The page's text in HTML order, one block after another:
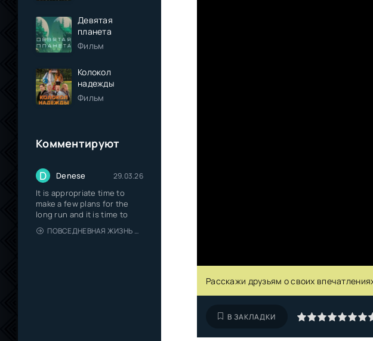
Девятая
планета
Фильм
Колокол
надежды
Фильм
Комментируют
D Denese 29.03.26
It is appropriate time to
make a few plans for the
long run and it is time to
ПОВСЕДНЕВНАЯ ЖИЗНЬ ОДИНОКОГО ДВАДЦАТИДЕВЯТИЛЕТНЕГО АВАНТЮРИСТА
Расскажи друзьям о своих
В ЗАКЛАДКИ